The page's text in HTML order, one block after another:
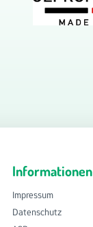
Informationen
Impressum
Datenschutz